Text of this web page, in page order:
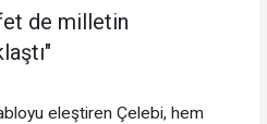
de milletin
eleştiren Çelebi, hem